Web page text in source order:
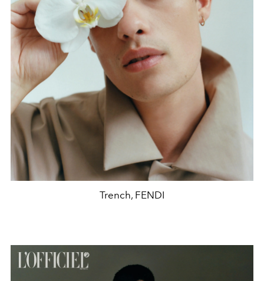
Trench, FENDI